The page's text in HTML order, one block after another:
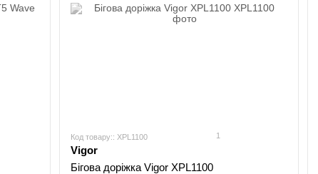
Код товару:: XPL1100 1
Vigor
Бігова доріжка Vigor XPL1100